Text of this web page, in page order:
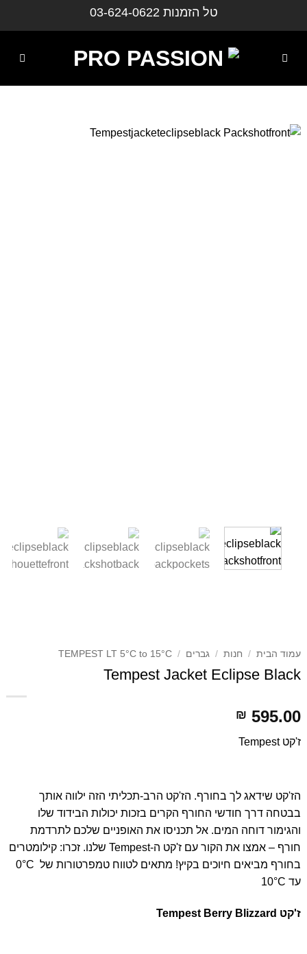
טל הזמנות 03-624-0622
עמוד הבית / חנות / גברים /
TEMPEST LT 5°C to 15°C
Tempest Jacket Eclipse Black
₪ 595.00
ז'קט Tempest
הז'קט שידאג לך בחורף. הז'קט הרב-תכליתי הזה ילווה אותך
בבטחה דרך חודשי החורף הקרים בזכות יכולות הבידוד שלו
והגימור דוחה המים. אל תכניסו את האופניים שלכם לתרדמת
חורף – אמצו את הקור עם ז'קט ה-Tempest שלנו. זכרו: קילומטרים
בחורף מביאים חיוכים בקיץ! מתאים לטווח טמפרטורות של 0°C
עד 10°C
ז'קט Tempest Berry Blizzard